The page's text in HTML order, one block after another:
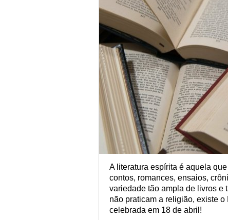
A literatura espírita é aquela
contos, romances, ensaios,
variedade tão ampla de livros e
não praticam a religião, existe
celebrada em 18 de abril!